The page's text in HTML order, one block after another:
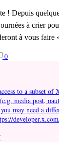
! Depuis
à crier
à vous
0
to a subset
media post,
may need a